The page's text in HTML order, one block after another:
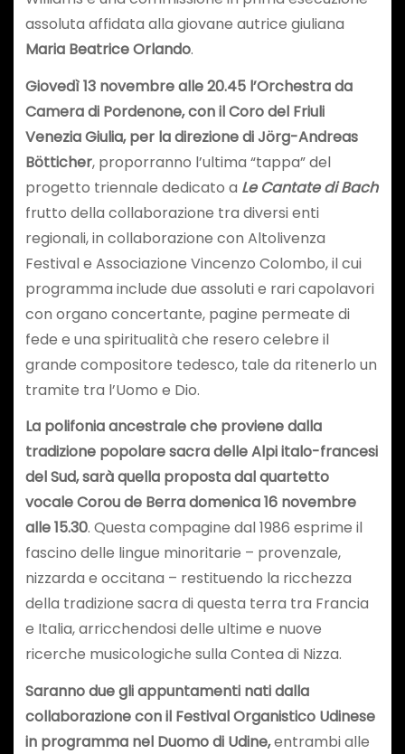
assoluta affidata alla giovane autrice giuliana
Maria Beatrice Orlando.
Giovedì 13 novembre alle 20.45 l’Orchestra da
Camera di Pordenone, con il Coro del Friuli
Venezia Giulia, per la direzione di Jörg-Andreas
Bötticher, proporranno l’ultima “tappa” del
progetto triennale dedicato a Le Cantate di Bach
frutto della collaborazione tra diversi enti
regionali, in collaborazione con Altolivenza
Festival e Associazione Vincenzo Colombo, il cui
programma include due assoluti e rari capolavori
con organo concertante, pagine permeate di
fede e una spiritualità che resero celebre il
grande compositore tedesco, tale da ritenerlo un
tramite tra l’Uomo e Dio.
La polifonia ancestrale che proviene dalla
tradizione popolare sacra delle Alpi italo-francesi
del Sud, sarà quella proposta dal quartetto
vocale Corou de Berra domenica 16 novembre
alle 15.30. Questa compagine dal 1986 esprime il
fascino delle lingue minoritarie – provenzale,
nizzarda e occitana – restituendo la ricchezza
della tradizione sacra di questa terra tra Francia
e Italia, arricchendosi delle ultime e nuove
ricerche musicologiche sulla Contea di Nizza.
Saranno due gli appuntamenti nati dalla
collaborazione con il Festival Organistico Udinese
in programma nel Duomo di Udine,entrambi alle